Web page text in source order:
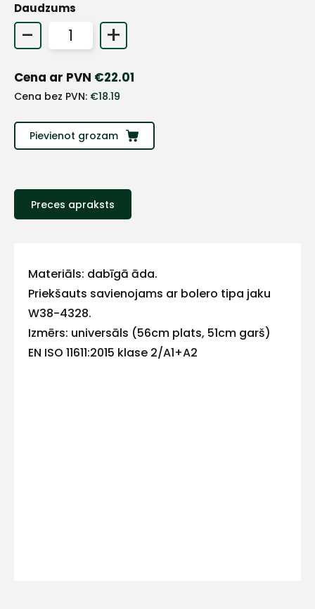
Daudzums
- +
Cena ar PVN €22.01
Cena bez PVN: €18.19
Pievienot grozam
Preces apraksts
Materiāls: dabīgā āda.
Priekšauts savienojams ar bolero tipa jaku
W38-4328.
Izmērs: universāls (56cm plats, 51cm garš)
EN ISO 11611:2015 klase 2/A1+A2
+